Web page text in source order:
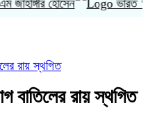
হোসেন ভারত
রায় স্থগিত
বাতিলের রায় স্থগিত